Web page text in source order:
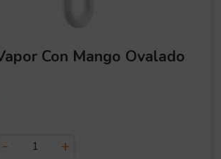
Con Mango Ovalado